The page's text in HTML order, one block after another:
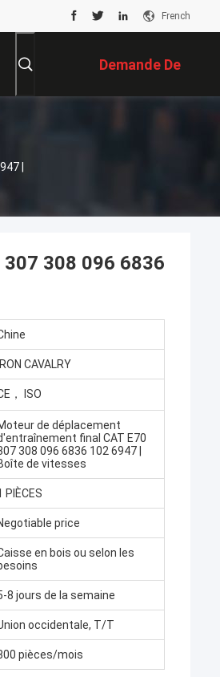
French
Demande De
Soumission
|
308 096 6836
IRON CAVALRY
， ISO
de déplacement
final CAT E70
308 096 6836 102 6947 |
de vitesses
PIÈCES
price
en bois ou selon les
8 jours de la semaine
occidentale, T/T
pièces/mois